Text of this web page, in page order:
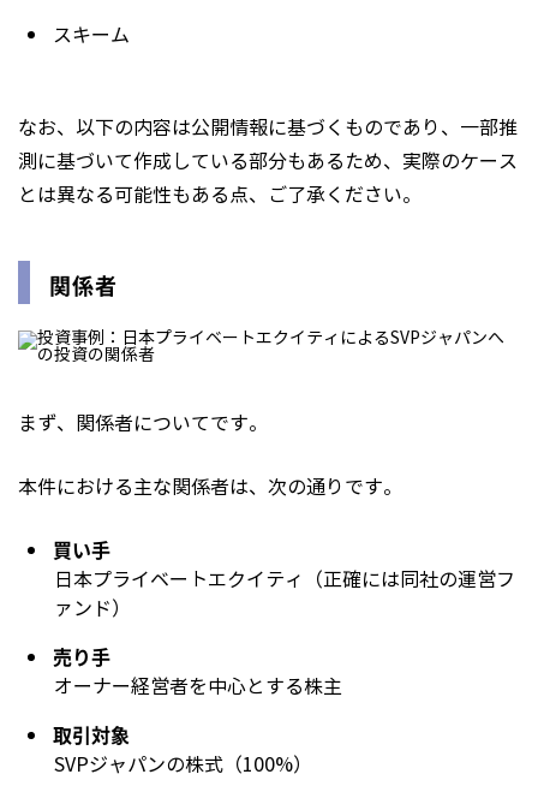
スキーム
なお、以下の内容は公開情報に基づくものであり、一部推
測に基づいて作成している部分もあるため、実際のケース
とは異なる可能性もある点、ご了承ください。
関係者
まず、関係者についてです。
本件における主な関係者は、次の通りです。
買い手
日本プライベートエクイティ（正確には同社の運営フ
ァンド）
売り手
オーナー経営者を中心とする株主
取引対象
SVPジャパンの株式（100%）